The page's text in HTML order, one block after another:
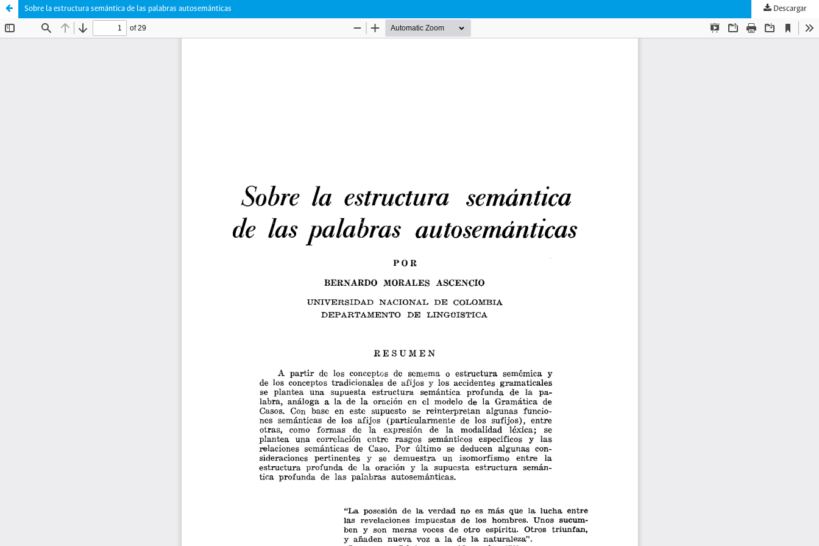
Sobre la estructura semántica de las palabras autosemánticas Descargar